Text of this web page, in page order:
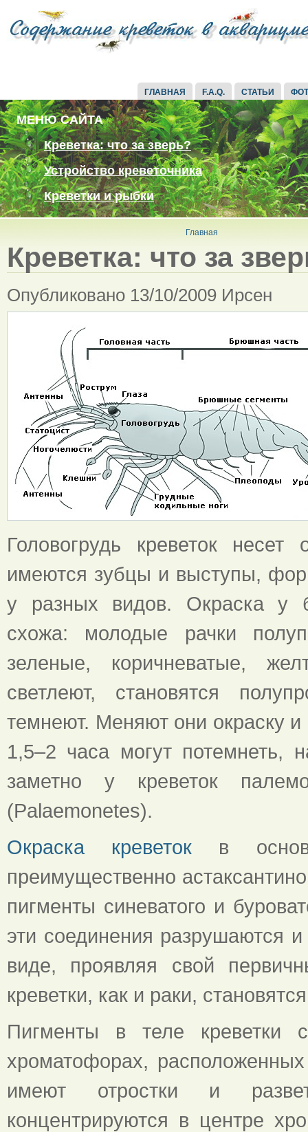
ГЛАВНАЯ F.A.Q. СТАТЬИ
МЕНЮ САЙТА
Креветка: что за зверь?
Устройство креветочника
Креветки и рыбки
Главная
Креветка: что за
Опубликовано 13/10/2009 Ирсен
Головогрудь креветок
имеются зубцы и выступы,
у разных видов. Окраска у
схожа: молодые рачки
зеленые, коричневатые,
светлеют, становятся
темнеют. Меняют они окраску
1,5–2 часа могут потемнеть,
заметно у креветок
(Palaemonetes).
Окраска креветок в
преимущественно
пигменты синеватого и
эти соединения разрушаются
виде, проявляя свой
креветки, как и раки,
Пигменты в теле креветки
хроматофорах,
имеют отростки и
концентрируются в центре